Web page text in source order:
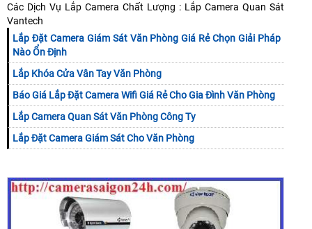
Các Dịch Vụ Lắp Camera Chất Lượng : Lắp Camera Quan Sát
Vantech
Lắp Đặt Camera Giám Sát Văn Phòng Giá Rẻ Chọn Giải Pháp
Nào Ổn Định
Lắp Khóa Cửa Vân Tay Văn Phòng
Báo Giá Lắp Đặt Camera Wifi Giá Rẻ Cho Gia Đình Văn Phòng
Lắp Camera Quan Sát Văn Phòng Công Ty
Lắp Đặt Camera Giám Sát Cho Văn Phòng